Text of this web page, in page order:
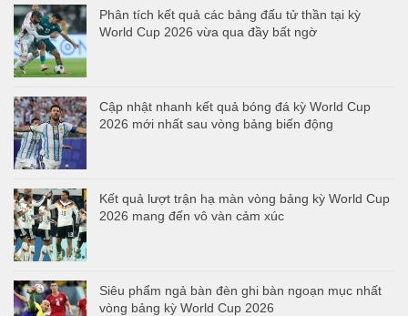
Phân tích kết quả các bảng đấu tử thần tại kỳ
World Cup 2026 vừa qua đầy bất ngờ
Cập nhật nhanh kết quả bóng đá kỳ World Cup
2026 mới nhất sau vòng bảng biến động
Kết quả lượt trận hạ màn vòng bảng kỳ World Cup
2026 mang đến vô vàn cảm xúc
Siêu phẩm ngả bàn đèn ghi bàn ngoạn mục nhất
vòng bảng kỳ World Cup 2026